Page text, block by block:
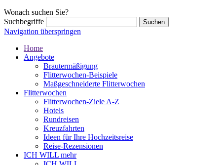
Wonach suchen Sie?
Suchbegriffe
Navigation überspringen
Home
Angebote
Brautermäßigung
Flitterwochen-Beispiele
Maßgeschneiderte Flitterwochen
Flitterwochen
Flitterwochen-Ziele A-Z
Hotels
Rundreisen
Kreuzfahrten
Ideen für Ihre Hochzeitsreise
Reise-Rezensionen
ICH WILL mehr